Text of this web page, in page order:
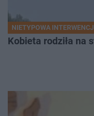
NIETYPOWA
Kobieta rodziła na